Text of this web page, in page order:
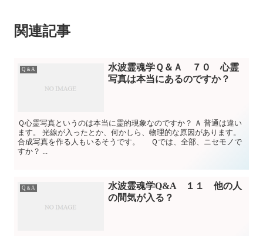
関連記事
Q＆A
水波霊魂学Ｑ＆Ａ ７０ 心霊
写真は本当にあるのですか？
Ｑ心霊写真というのは本当に霊的現象なのですか？ Ａ 普通は違い
ます。 光線が入ったとか、何かしら、物理的な原因があります。
合成写真を作る人もいるそうです。 Ｑでは、全部、ニセモノで
すか？ ...
Q＆A
水波霊魂学Q&A １１ 他の人
の間気が入る？